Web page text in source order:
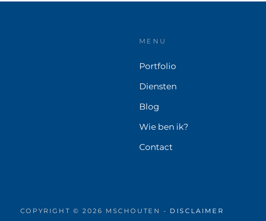
MENU
Portfolio
Diensten
Blog
Wie ben ik?
Contact
COPYRIGHT © 2026 MSCHOUTEN - DISCLAIMER